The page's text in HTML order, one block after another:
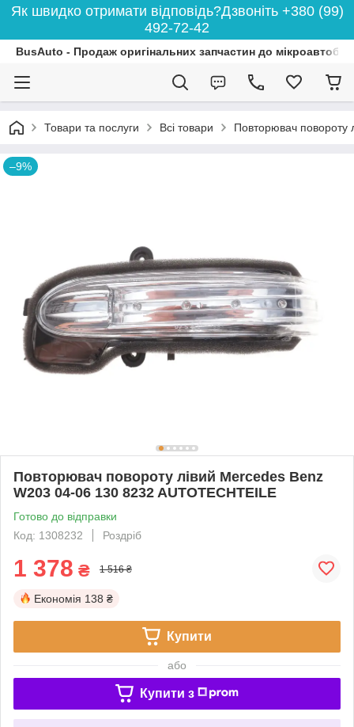
Як швидко отримати відповідь?Дзвоніть +380 (99)
492-72-42
BusAuto - Продаж оригінальних запчастин до
Товари та послуги Всі товари Повторювач повороту
–9%
Повторювач повороту лівий Mercedes Benz
W203 04-06 130 8232 AUTOTECHTEILE
Готово до відправки
Код: 1308232
Роздріб
1 378 ₴ 1 516 ₴
Економія 138 ₴
Купити
або
Купити з